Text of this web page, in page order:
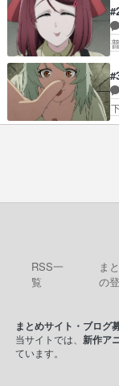
RSS一
覧
ま
の
まとめサイト・ブログ
当サイトでは、 新作ア
ています。